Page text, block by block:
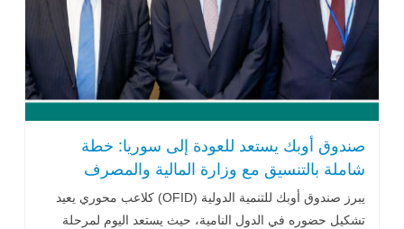
صندوق أوبك يستعد للعودة إلى سوريا: خطة
شاملة بالتنسيق مع وزارة المالية والمصرف
المركزي
يبرز صندوق أوبك للتنمية الدولية (OFID) كلاعب محوري يعيد
تشكيل حضوره في الدول النامية، حيث يستعد اليوم لمرحلة